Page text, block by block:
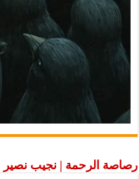
رصاصة الرحمة | نجيب نصير